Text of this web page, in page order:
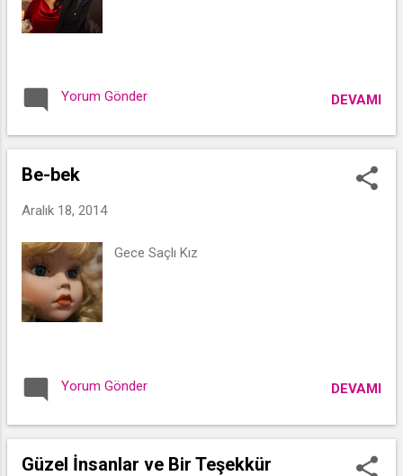
Yorum Gönder DEVAMI
Be-bek
Aralık 18, 2014
Gece Saçlı Kız
Yorum Gönder DEVAMI
Güzel İnsanlar ve Bir Teşekkür